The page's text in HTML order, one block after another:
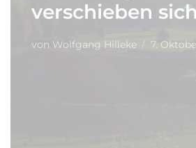
verschieben sich
von Wolfgang Hilleke 7.